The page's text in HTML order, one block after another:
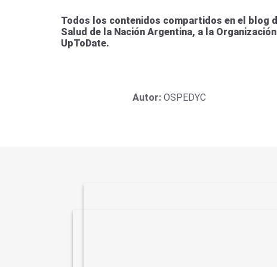
Todos los contenidos compartidos en el blog
Salud de la Nación Argentina, a la
UpToDate.
Autor: OSPEDYC